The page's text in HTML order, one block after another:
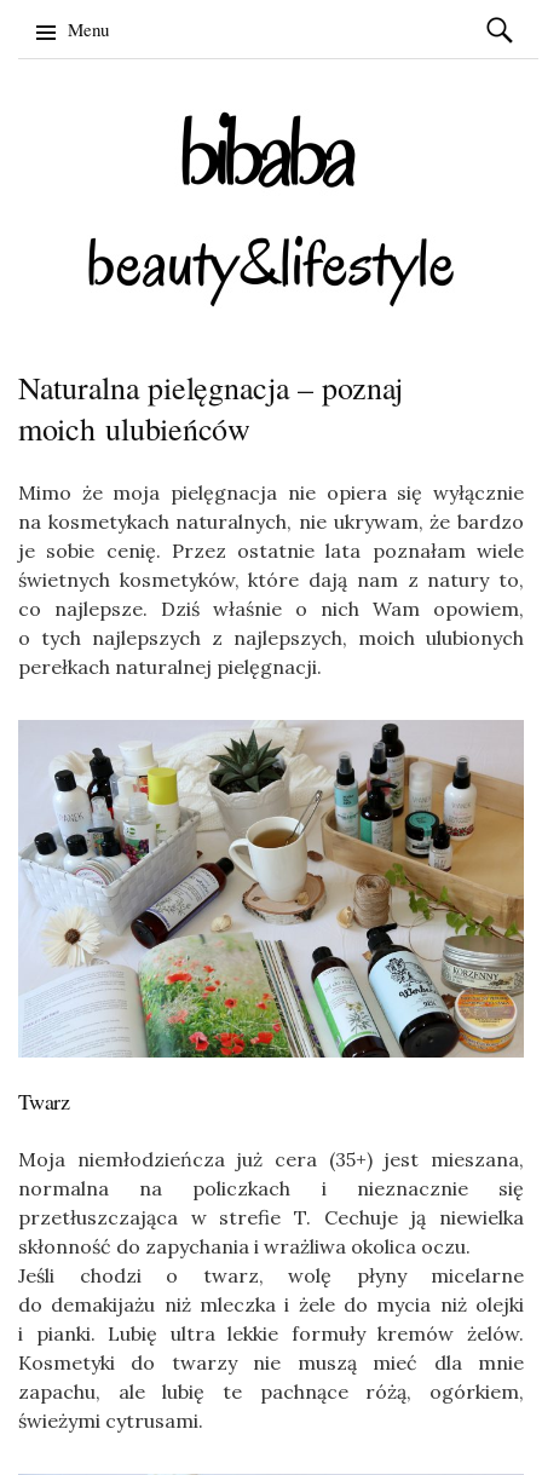
Menu
Szukaj:
Naturalna pielęgnacja – poznaj
moich ulubieńców
Mimo że moja pielęgnacja nie opiera się wyłącznie
na kosmetykach naturalnych, nie ukrywam, że bardzo
je sobie cenię. Przez ostatnie lata poznałam wiele
świetnych kosmetyków, które dają nam z natury to,
co najlepsze. Dziś właśnie o nich Wam opowiem,
o tych najlepszych z najlepszych, moich ulubionych
perełkach naturalnej pielęgnacji.
Twarz
Moja niemłodzieńcza już cera (35+) jest mieszana,
normalna na policzkach i nieznacznie się
przetłuszczająca w strefie T. Cechuje ją niewielka
skłonność do zapychania i wrażliwa okolica oczu.
Jeśli chodzi o twarz, wolę płyny micelarne
do demakijażu niż mleczka i żele do mycia niż olejki
i pianki. Lubię ultra lekkie formuły kremów żelów.
Kosmetyki do twarzy nie muszą mieć dla mnie
zapachu, ale lubię te pachnące różą, ogórkiem,
świeżymi cytrusami.